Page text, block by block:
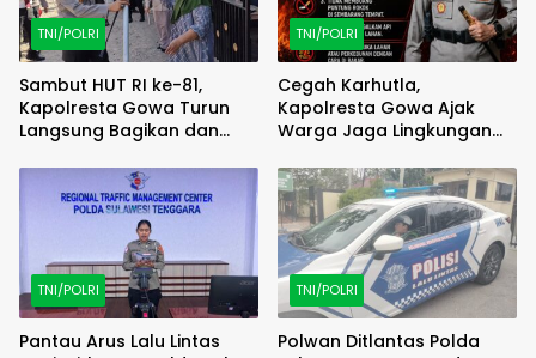
TNI/POLRI
Sambut HUT RI ke-81,
Kapolresta Gowa Turun
Langsung Bagikan dan
Putih di Rumah Warga
TNI/POLRI
Cegah Karhutla,
Kapolresta Gowa Ajak
Warga Jaga Lingkungan
TNI/POLRI
Pantau Arus Lalu Lintas
TNI/POLRI
Polwan Ditlantas Polda